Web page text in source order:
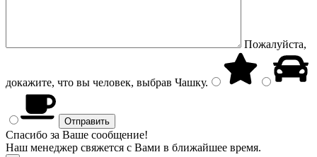
Пожалуйста,
докажите, что вы человек, выбрав Чашку.
Спасибо за Ваше сообщение!
Наш менеджер свяжется с Вами в ближайшее время.